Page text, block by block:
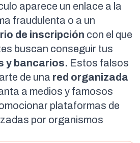
aparece un enlace a la
fraudulenta o a un
de inscripción con el que
buscan conseguir tus
y bancarios. Estos falsos
de una red organizada
a medios y famosos
plataformas de
por organismos